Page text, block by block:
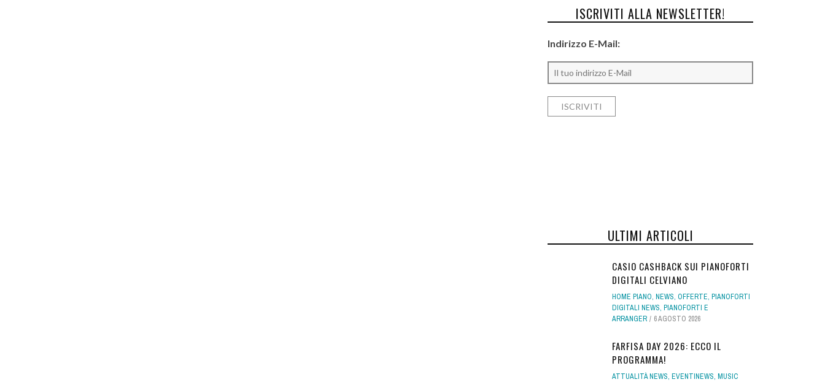
ISCRIVITI ALLA NEWSLETTER!
Indirizzo E-Mail:
ULTIMI ARTICOLI
CASIO CASHBACK SUI PIANOFORTI
DIGITALI CELVIANO
HOME PIANO, NEWS, OFFERTE, PIANOFORTI
DIGITALI NEWS, PIANOFORTI E
ARRANGER
6 AGOSTO 2026
FARFISA DAY 2026: ECCO IL
PROGRAMMA!
ATTUALITÀ NEWS, EVENTINEWS, MUSIC